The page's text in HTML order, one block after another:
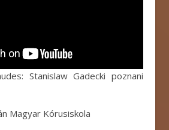
Stanislaw Gadecki poznani
Magyar Kórusiskola